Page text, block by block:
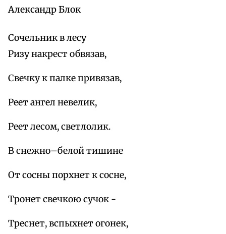
Александр Блок
Сочельник в лесу
Ризу накрест обвязав,
Свечку к палке привязав,
Реет ангел невелик,
Реет лесом, светлолик.
В снежно–белой тишине
От сосны порхнет к сосне,
Тронет свечкою сучок -
Треснет, вспыхнет огонек,